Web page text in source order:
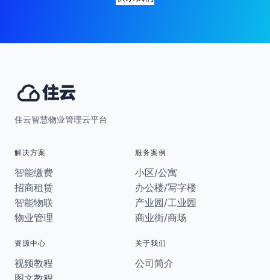
住云智慧物业管理云平台
解决方案
智能缴费
招商租赁
智能物联
物业管理
服务案例
小区/公寓
办公楼/写字楼
产业园/工业园
商业街/商场
资源中心
视频教程
关于我们
公司简介